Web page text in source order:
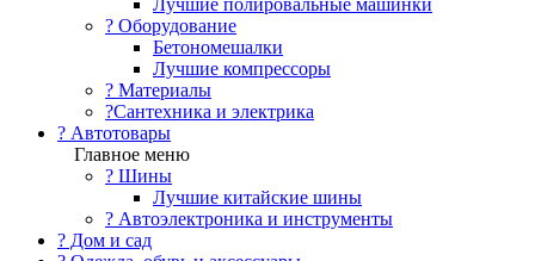
?️ Оборудование
Бетономешалки
Лучшие компрессоры
? Материалы
?Сантехника и электрика
? Автотовары
Главное меню
? Шины
Лучшие китайские шины
? Автоэлектроника и инструменты
? Дом и сад